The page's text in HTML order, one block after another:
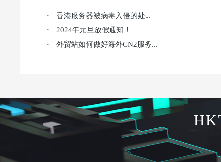
· 香港服务器被病毒入侵的处...
· 2024年元旦放假通知！
· 外贸站如何做好海外CN2服务...